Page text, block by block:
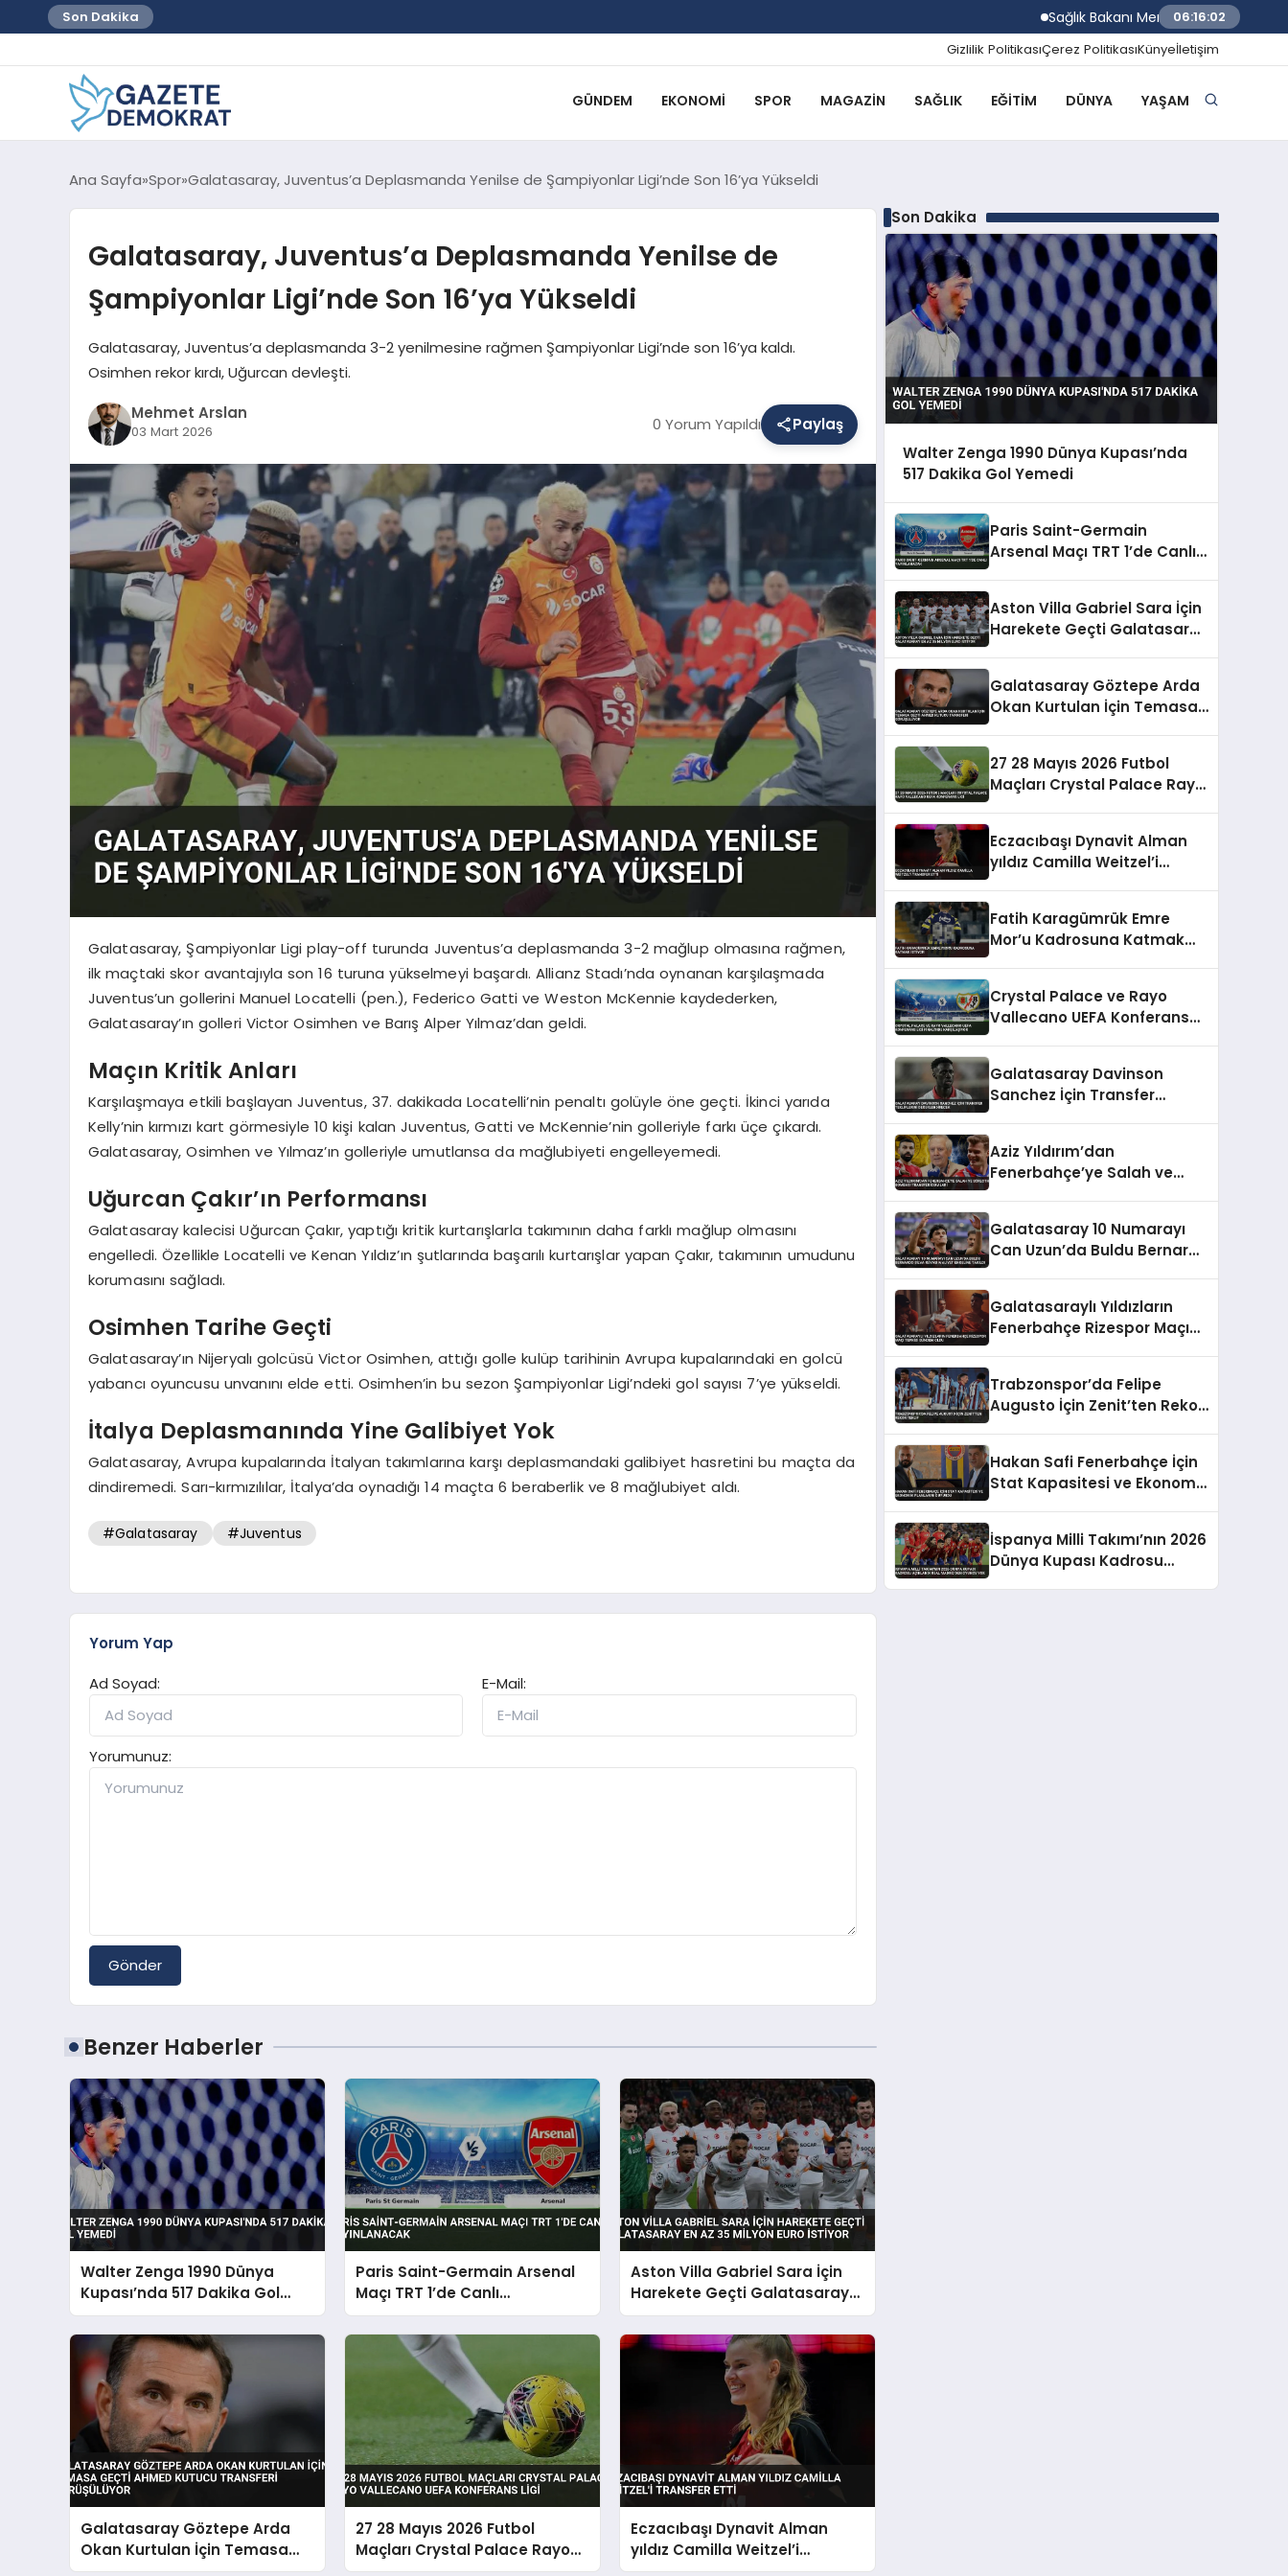
Son Dakika Sağlık Bakanı Memişoğlu İzmir Biyotıp ve
06:16:03
Gizlilik PolitikasıÇerez PolitikasıKünyeİletişim
GÜNDEM EKONOMI SPOR MAGAZIN SAĞLIK EĞITIM DÜNYA YAŞAM
Ana Sayfa Spor Galatasaray, Juventus’a Deplasmanda Yenilse de Şampiyonlar Ligi’nde Son 16’ya Yükseldi
Galatasaray, Juventus’a Deplasmanda Yenilse de
Şampiyonlar Ligi’nde Son 16’ya Yükseldi
Galatasaray, Juventus’a deplasmanda 3-2 yenilmesine rağmen Şampiyonlar Ligi’nde son 16’ya kaldı.
Osimhen rekor kırdı, Uğurcan devleşti.
Mehmet Arslan
03 Mart 2026 0 Yorum Yapıldı Paylaş
Galatasaray, Şampiyonlar Ligi play-off turunda Juventus’a deplasmanda 3-2 mağlup olmasına rağmen,
ilk maçtaki skor avantajıyla son 16 turuna yükselmeyi başardı. Allianz Stadı’nda oynanan karşılaşmada
Juventus’un gollerini Manuel Locatelli (pen.), Federico Gatti ve Weston McKennie kaydederken,
Galatasaray’ın golleri Victor Osimhen ve Barış Alper Yılmaz’dan geldi.
Maçın Kritik Anları
Karşılaşmaya etkili başlayan Juventus, 37. dakikada Locatelli’nin penaltı golüyle öne geçti. İkinci yarıda
Kelly’nin kırmızı kart görmesiyle 10 kişi kalan Juventus, Gatti ve McKennie’nin golleriyle farkı üçe çıkardı.
Galatasaray, Osimhen ve Yılmaz’ın golleriyle umutlansa da mağlubiyeti engelleyemedi.
Uğurcan Çakır’ın Performansı
Galatasaray kalecisi Uğurcan Çakır, yaptığı kritik kurtarışlarla takımının daha farklı mağlup olmasını
engelledi. Özellikle Locatelli ve Kenan Yıldız’ın şutlarında başarılı kurtarışlar yapan Çakır, takımının umudunu
korumasını sağladı.
Osimhen Tarihe Geçti
Galatasaray’ın Nijeryalı golcüsü Victor Osimhen, attığı golle kulüp tarihinin Avrupa kupalarındaki en golcü
yabancı oyuncusu unvanını elde etti. Osimhen’in bu sezon Şampiyonlar Ligi’ndeki gol sayısı 7’ye yükseldi.
İtalya Deplasmanında Yine Galibiyet Yok
Galatasaray, Avrupa kupalarında İtalyan takımlarına karşı deplasmandaki galibiyet hasretini bu maçta da
dindiremedi. Sarı-kırmızılılar, İtalya’da oynadığı 14 maçta 6 beraberlik ve 8 mağlubiyet aldı.
#Galatasaray #Juventus
Yorum Yap
Ad Soyad:
E-Mail:
Yorumunuz:
Gönder
Benzer Haberler
Walter Zenga 1990 Dünya
Kupası’nda 517 Dakika Gol
Yemedi
Paris Saint-Germain Arsenal
Maçı TRT 1’de Canlı
Yayınlanacak
Aston Villa Gabriel Sara İçin
Harekete Geçti Galatasaray
En Az 35 Milyon Euro İstiyor
Galatasaray Göztepe Arda
Okan Kurtulan İçin Temasa
Geçti Ahmed Kutucu Transferi
27 28 Mayıs 2026 Futbol
Maçları Crystal Palace Rayo
Vallecano UEFA Konferans Ligi
Eczacıbaşı Dynavit Alman
yıldız Camilla Weitzel’i
transfer etti
Son Dakika
Walter Zenga 1990 Dünya Kupası’nda
517 Dakika Gol Yemedi
Paris Saint-Germain
Arsenal Maçı TRT 1’de Canlı
Aston Villa Gabriel Sara İçin
Harekete Geçti Galatasaray
Galatasaray Göztepe Arda
Okan Kurtulan İçin Temasa
27 28 Mayıs 2026 Futbol
Maçları Crystal Palace Rayo
Eczacıbaşı Dynavit Alman
yıldız Camilla Weitzel’i
Fatih Karagümrük Emre
Mor’u Kadrosuna Katmak
Crystal Palace ve Rayo
Vallecano UEFA Konferans
Galatasaray Davinson
Sanchez İçin Transfer
Aziz Yıldırım’dan
Fenerbahçe’ye Salah ve
Galatasaray 10 Numarayı
Can Uzun’da Buldu Bernardo
Galatasaraylı Yıldızların
Fenerbahçe Rizespor Maçı
Trabzonspor’da Felipe
Augusto İçin Zenit’ten Rekor
Hakan Safi Fenerbahçe İçin
Stat Kapasitesi ve Ekonomik
İspanya Milli Takımı’nın 2026
Dünya Kupası Kadrosu